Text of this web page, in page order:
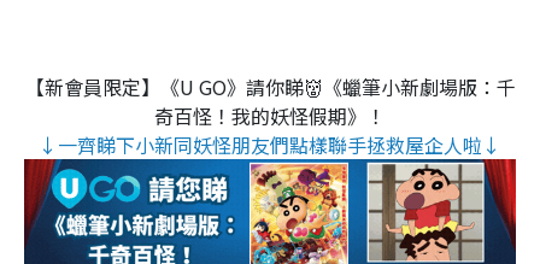
【新會員限定】《U GO》請你睇👹《蠟筆小新劇場版：千
奇百怪！我的妖怪假期》！
↓一齊睇下小新同妖怪朋友們點樣聯手拯救屋企人啦↓